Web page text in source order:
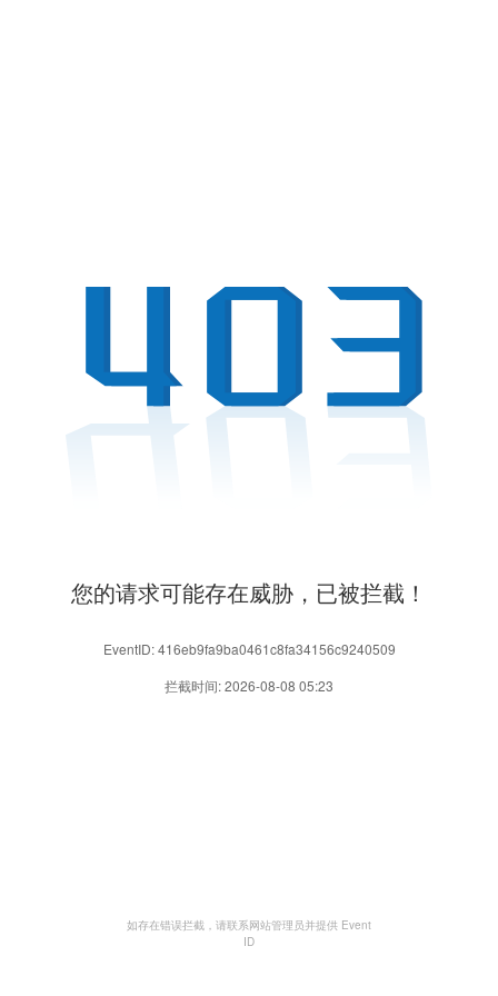
您的请求可能存在威胁，已被拦截！
EventID: 416eb9fa9ba0461c8fa34156c9240509
拦截时间: 2026-08-08 05:23
如存在错误拦截，请联系网站管理员并提供 Event
ID